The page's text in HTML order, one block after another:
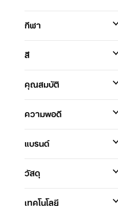
กีฬา
สี
คุณสมบัติ
ความพอดี
แบรนด์
วัสดุ
เทคโนโลยี